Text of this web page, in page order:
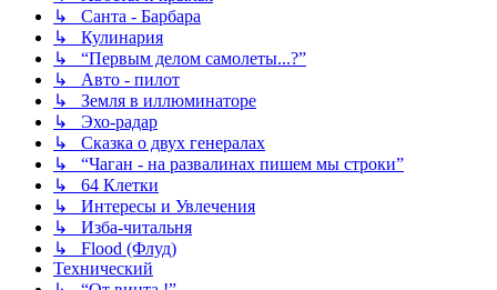
↳ Санта - Барбара
↳ Кулинария
↳ “Первым делом самолеты...?”
↳ Авто - пилот
↳ Земля в иллюминаторе
↳ Эхо-радар
↳ Сказка о двух генералах
↳ “Чаган - на развалинах пишем мы строки”
↳ 64 Клетки
↳ Интересы и Увлечения
↳ Изба-читальня
↳ Flood (Флуд)
Технический